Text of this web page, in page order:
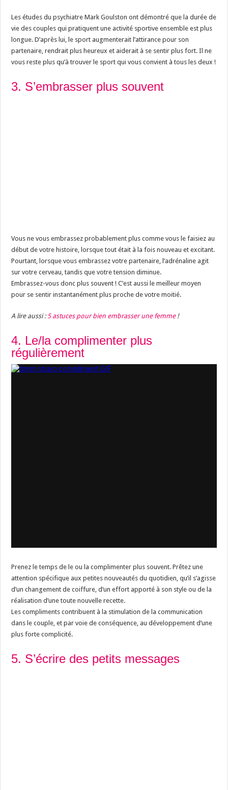
Les études du psychiatre Mark Goulston ont démontré que la durée de
vie des couples qui pratiquent une activité sportive ensemble est plus
longue. D’après lui, le sport augmenterait l’attirance pour son
partenaire, rendrait plus heureux et aiderait à se sentir plus fort. Il ne
vous reste plus qu’à trouver le sport qui vous convient à tous les deux !
3. S’embrasser plus souvent
Vous ne vous embrassez probablement plus comme vous le faisiez au
début de votre histoire, lorsque tout était à la fois nouveau et excitant.
Pourtant, lorsque vous embrassez votre partenaire, l’adrénaline agit
sur votre cerveau, tandis que votre tension diminue.
Embrassez-vous donc plus souvent ! C’est aussi le meilleur moyen
pour se sentir instantanément plus proche de votre moitié.
A lire aussi : 5 astuces pour bien embrasser une femme!
4. Le/la complimenter plus
régulièrement
Prenez le temps de le ou la complimenter plus souvent. Prêtez une
attention spécifique aux petites nouveautés du quotidien, qu’il s’agisse
d’un changement de coiffure, d’un effort apporté à son style ou de la
réalisation d’une toute nouvelle recette.
Les compliments contribuent à la stimulation de la communication
dans le couple, et par voie de conséquence, au développement d’une
plus forte complicité.
5. S’écrire des petits messages